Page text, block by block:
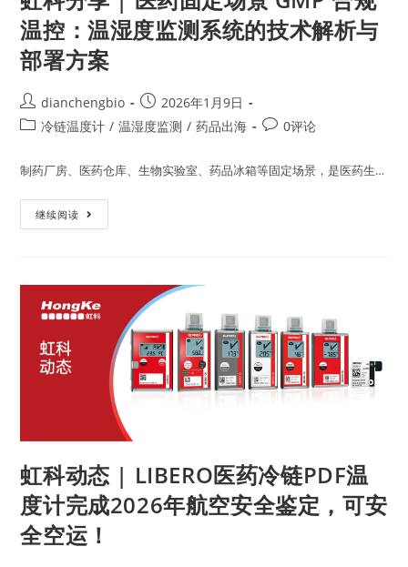
温控：温湿度监测系统的技术解析与
部署方案
dianchengbio
2026年1月9日
冷链温度计 / 温湿度监测 / 药品出海 0评论
制药厂房、医药仓库、生物实验室、药品冰箱等固定场景，是医药生…
继续阅读
虹科动态 | LIBERO医药冷链PDF温
度计完成2026年航空安全鉴定，可安
全空运！